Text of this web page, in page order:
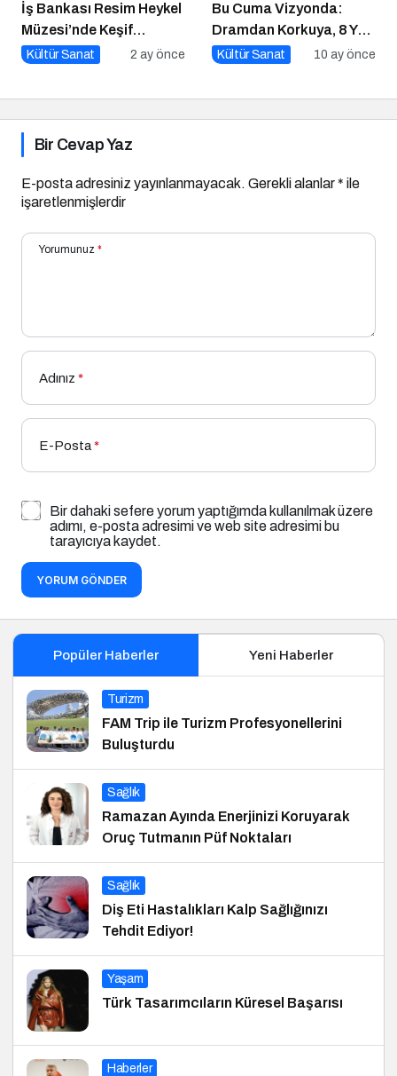
İş Bankası Resim Heykel
Müzesi’nde Keşif
Başlıyor!
Kültür Sanat 2 ay önce
Bu Cuma Vizyonda:
Dramdan Korkuya, 8 Yeni
Film Sinemaseverlerle
Kültür Sanat 10 ay önce
Bir Cevap Yaz
E-posta adresiniz yayınlanmayacak. Gerekli alanlar* ile
işaretlenmişlerdir
Yorumunuz *
Adınız *
E-Posta*
Bir dahaki sefere yorum yaptığımda kullanılmak üzere
adımı, e-posta adresimi ve web site adresimi bu
tarayıcıya kaydet.
YORUM GÖNDER
Popüler Haberler Yeni Haberler
Turizm
FAM Trip ile Turizm Profesyonellerini
Buluşturdu
Sağlık
Ramazan Ayında Enerjinizi Koruyarak
Oruç Tutmanın Püf Noktaları
Sağlık
Diş Eti Hastalıkları Kalp Sağlığınızı
Tehdit Ediyor!
Yaşam
Türk Tasarımcıların Küresel Başarısı
Haberler